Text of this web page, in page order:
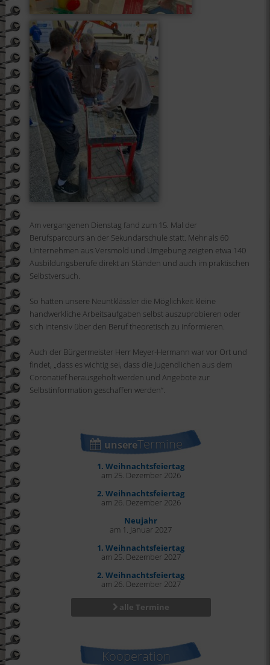
Am vergangenen Dienstag fand zum 15. Mal der
Berufsparcours an der Sekundarschule statt. Mehr als 60
Unternehmen aus Versmold und Umgebung zeigten etwa 140
Ausbildungsberufe direkt an Ständen und auch im praktischen
Selbstversuch.
So hatten unsere Neuntklässler die Möglichkeit kleine
handwerkliche Arbeitsaufgaben selbst auszuprobieren oder
sich intensiv über den Beruf theoretisch zu informieren.
Auch der Bürgermeister Herr Meyer-Hermann war vor Ort und
findet, „dass es wichtig sei, dass die Jugendlichen aus dem
Coronatief herausgeholt werden und Angebote zur
Selbstinformation geschaffen werden“.
unsereTermine
1. Weihnachtsfeiertag
am 25. Dezember 2026
2. Weihnachtsfeiertag
am 26. Dezember 2026
Neujahr
am 1. Januar 2027
1. Weihnachtsfeiertag
am 25. Dezember 2027
2. Weihnachtsfeiertag
am 26. Dezember 2027
alle Termine
Kooperation